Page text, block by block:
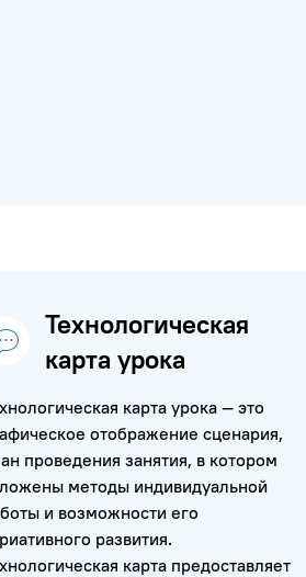
Технологическая
карта урока
карта урока — это
отображение сценария,
проведения занятия, в котором
методы индивидуальной
и возможности его
развития.
карта предоставляет